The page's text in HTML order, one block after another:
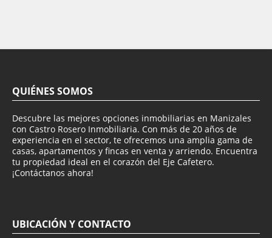
QUIÉNES SOMOS
Descubre las mejores opciones inmobiliarias en Manizales
con Castro Rosero Inmobiliaria. Con más de 20 años de
experiencia en el sector, te ofrecemos una amplia gama de
casas, apartamentos y fincas en venta y arriendo. Encuentra
tu propiedad ideal en el corazón del Eje Cafetero.
¡Contáctanos ahora!
UBICACIÓN Y CONTACTO